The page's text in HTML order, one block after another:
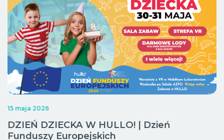
15 maja 2026
DZIEŃ DZIECKA W HULLO! | Dzień
Funduszy Europejskich